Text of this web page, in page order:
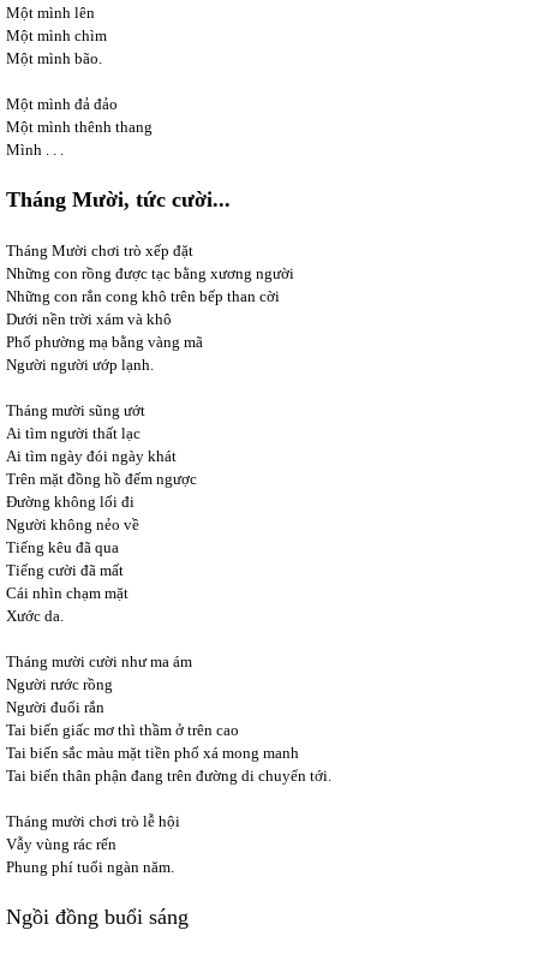
Một mình lên
Một mình chìm
Một mình bão.
Một mình đả đảo
Một mình thênh thang
Mình . . .
Tháng Mười, tức cười...
Tháng Mười chơi trò xếp đặt
Những con rồng được tạc bằng xương người
Những con rắn cong khô trên bếp than cời
Dưới nền trời xám và khô
Phố phường mạ bằng vàng mã
Người người ướp lạnh.
Tháng mười sũng ướt
Ai tìm người thất lạc
Ai tìm ngày đói ngày khát
Trên mặt đồng hồ đếm ngược
Đường không lối đi
Người không nẻo về
Tiếng kêu đã qua
Tiếng cười đã mất
Cái nhìn chạm mặt
Xước da.
Tháng mười cười như ma ám
Người rước rồng
Người đuổi rắn
Tai biến giấc mơ thì thầm ở trên cao
Tai biến sắc màu mặt tiền phố xá mong manh
Tai biến thân phận đang trên đường di chuyển tới.
Tháng mười chơi trò lễ hội
Vẫy vùng rác rến
Phung phí tuổi ngàn năm.
Ngồi đồng buổi sáng